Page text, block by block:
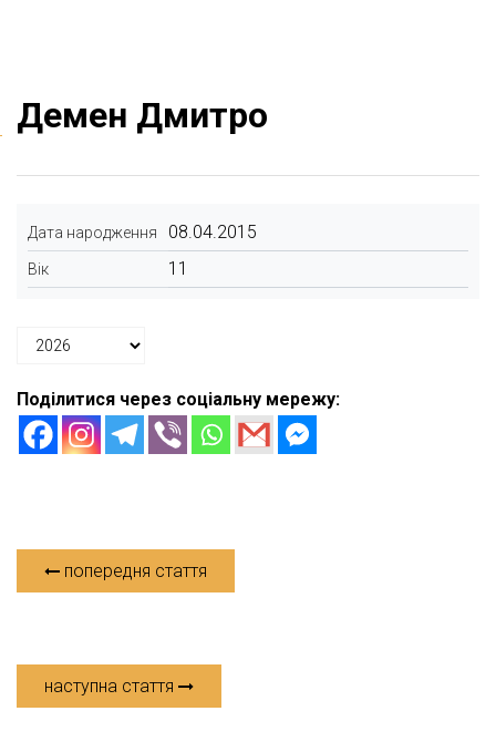
Демен Дмитро
Дата народження 08.04.2015
Вік 11
Поділитися через соціальну мережу:
попередня стаття
наступна стаття